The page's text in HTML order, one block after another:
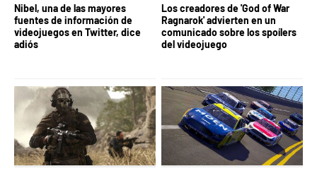
Nibel, una de las mayores
fuentes de información de
videojuegos en Twitter, dice
adiós
Los creadores de 'God of War
Ragnarok' advierten en un
comunicado sobre los spoílers
del videojuego